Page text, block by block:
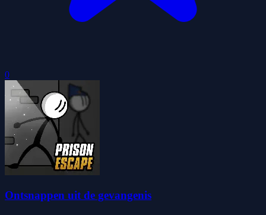
0
Ontsnappen uit de gevangenis